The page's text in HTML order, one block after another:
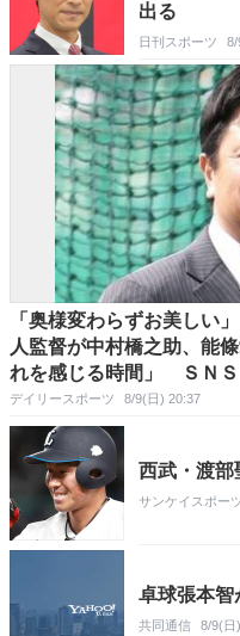
出る
日刊スポーツ 8/
「奥様変わらずお美しい
人監督が中村橋之助、能
れを感じる時間」 ＳＮＳ
デイリースポーツ 8/9(日) 20:37
西武・渡部
サンケイスポー
卓球張本智
共同通信 8/9(日